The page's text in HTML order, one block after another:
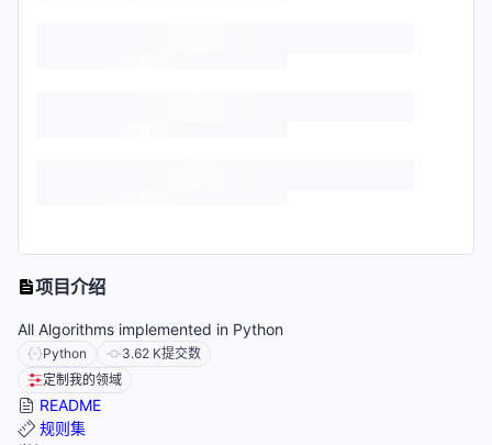
项目介绍
All Algorithms implemented in Python
Python 3.62 K提交数
定制我的领域
README
规则集